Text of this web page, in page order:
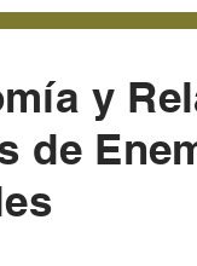
y
de